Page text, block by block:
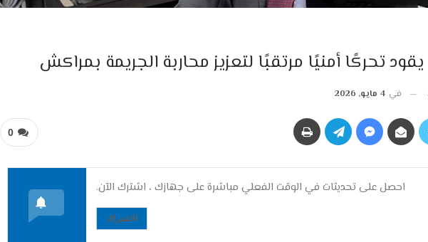
تحركًا أمنيًا مرتقبًا لتعزيز محاربة الجريمة بمراكش
في 4 مايو, 2026
0
احصل على تحديثات في الوقت الفعلي مباشرة على جهازك ، اشترك الآن.
الاشتراك